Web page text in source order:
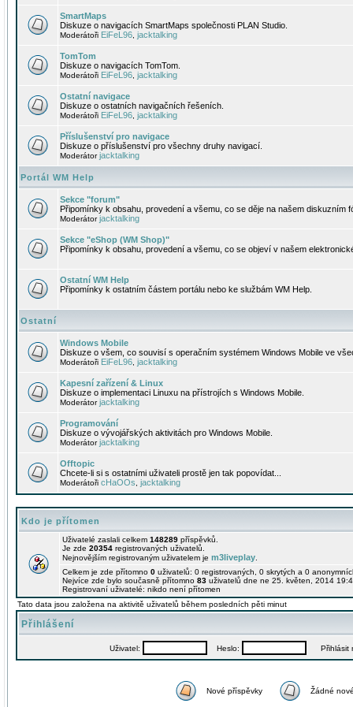
SmartMaps
Diskuze o navigacích SmartMaps společnosti PLAN Studio.
Moderátoři EiFeL96 jacktalking
TomTom
Diskuze o navigacích TomTom.
Moderátoři EiFeL96 jacktalking
Ostatní navigace
Diskuze o ostatních navigačních řešeních.
Moderátoři EiFeL96 jacktalking
Příslušenství pro navigace
Diskuze o příslušenství pro všechny druhy navigací.
Moderátorjacktalking
Portál WM Help
Sekce "forum"
Připomínky k obsahu, provedení a všemu, co se děje na našem diskuzním
Moderátorjacktalking
Sekce "eShop (WM Shop)"
Připomínky k obsahu, provedení a všemu, co se objeví v našem
Ostatní WM Help
Připomínky k ostatním částem portálu nebo ke službám WM Help.
Ostatní
Windows Mobile
Diskuze o všem, co souvisí s operačním systémem Windows Mobile ve
Moderátoři EiFeL96 jacktalking
Kapesní zařízení & Linux
Diskuze o implementaci Linuxu na přístrojích s Windows Mobile.
Moderátorjacktalking
Programování
Diskuze o vývojářských aktivitách pro Windows Mobile.
Moderátorjacktalking
Offtopic
Chcete-li si s ostatními uživateli prostě jen tak popovídat...
Moderátoři cHaOOs jacktalking
Kdo je přítomen
Uživatelé zaslali celkem 148289 příspěvků.
Je zde 20354 registrovaných uživatelů.
Nejnovějším registrovaným uživatelem je m3liveplay
Celkem je zde přítomno 0 uživatelů: 0 registrovaných, 0 skrytých a 0
Nejvíce zde bylo současně přítomno 83 uživatelů dne ne 25. květen, 2014
Registrovaní uživatelé: nikdo není přítomen
Tato data jsou založena na aktivitě uživatelů během posledních pěti minut
Přihlášení
Uživatel: Heslo: Přihlásit
Nové příspěvky Žádné